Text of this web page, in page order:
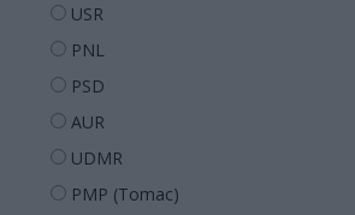
USR
PNL
PSD
AUR
UDMR
PMP (Tomac)